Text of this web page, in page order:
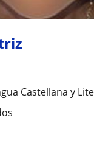
Castellana y